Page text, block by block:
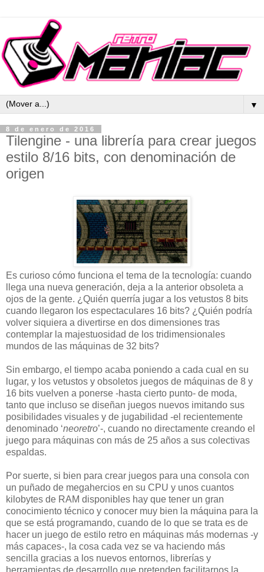
▼
8 de enero de 2016
Tilengine - una librería para crear juegos
estilo 8/16 bits, con denominación de
origen
Es curioso cómo funciona el tema de la tecnología: cuando
llega una nueva generación, deja a la anterior obsoleta a
ojos de la gente. ¿Quién querría jugar a los vetustos 8 bits
cuando llegaron los espectaculares 16 bits? ¿Quién podría
volver siquiera a divertirse en dos dimensiones tras
contemplar la majestuosidad de los tridimensionales
mundos de las máquinas de 32 bits?
Sin embargo, el tiempo acaba poniendo a cada cual en su
lugar, y los vetustos y obsoletos juegos de máquinas de 8 y
16 bits vuelven a ponerse -hasta cierto punto- de moda,
tanto que incluso se diseñan juegos nuevos imitando sus
posibilidades visuales y de jugabilidad -el recientemente
denominado ‘neoretro’-, cuando no directamente creando el
juego para máquinas con más de 25 años a sus colectivas
espaldas.
Por suerte, si bien para crear juegos para una consola con
un puñado de megahercios en su CPU y unos cuantos
kilobytes de RAM disponibles hay que tener un gran
conocimiento técnico y conocer muy bien la máquina para la
que se está programando, cuando de lo que se trata es de
hacer un juego de estilo retro en máquinas más modernas -y
más capaces-, la cosa cada vez se va haciendo más
sencilla gracias a los nuevos entornos, librerías y
herramientas de desarrollo que pretenden facilitarnos la